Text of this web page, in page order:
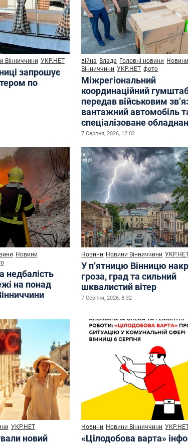
Вінниччини УКР.НЕТ
запрошує
по
війна Влада Головні новини
Вінниччини УКР.НЕТ фото
Міжрегіональний
координаційний
передав військовим
вантажний автомобіль
спеціалізоване
7 Серпня, 2026, 12:02
Новини
недбалість
на понад
Новини Новини Вінниччини
У п’ятницю Вінницю
гроза, град та сильний
шквалистий вітер
7 Серпня, 2026, 8:32
УКР.НЕТ
новий
Новини Новини Вінниччини
«Цілодобова варта»